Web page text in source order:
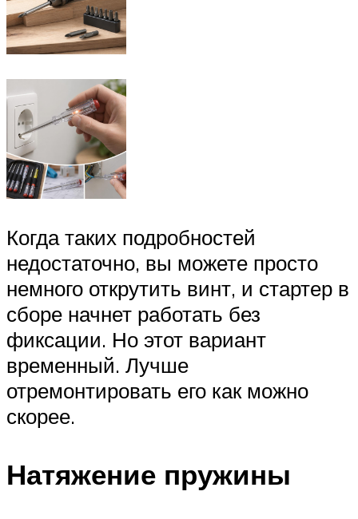
Когда таких подробностей
недостаточно, вы можете просто
немного открутить винт, и стартер в
сборе начнет работать без
фиксации. Но этот вариант
временный. Лучше
отремонтировать его как можно
скорее.
Натяжение пружины